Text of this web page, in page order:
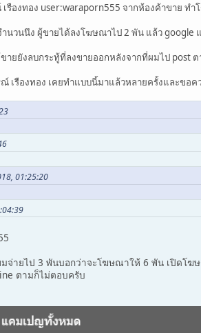
รืองทอง user:waraporn555 จากห้องค้าขาย
วนนึง ผู้ขายได้ลงโฆษณาไป 2 พัน แล้ว google
ยยังลบกระทู้ที่ลงขายออกหลังจากที่ผมไป post
เรืองทอง เคยทำแบบนี้มาแล้วหลายครั้งและข
01:25:20
จ่ายไป 3 พันบอกว่าจะโฆษณาให้ 6 พัน เปิดโ
ตามก็ไม่ตอบครับ